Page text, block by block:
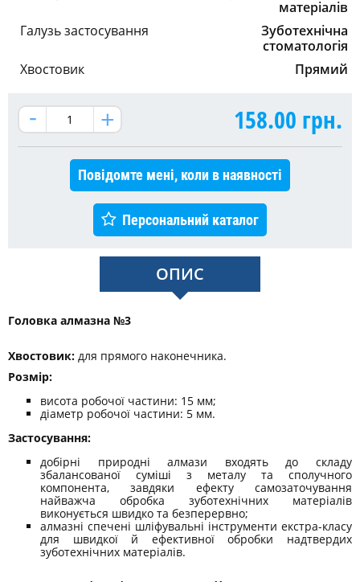
матеріалів
Галузь застосування
Зуботехнічна
стоматологія
Хвостовик
Прямий
158.00 грн.
Повідомте мені, коли в наявності
Персональний каталог
ОПИС
Головка алмазна №3
Хвостовик: для прямого наконечника.
Розмір:
висота робочої частини: 15 мм;
діаметр робочої частини: 5 мм.
Застосування:
добірні природні алмази входять до складу
збалансованої суміші з металу та сполучного
компонента, завдяки ефекту самозаточування
найважча обробка зуботехнічних матеріалів
виконується швидко та безперервно;
алмазні спечені шліфувальні інструменти екстра-класу
для швидкої й ефективної обробки надтвердих
зуботехнічних матеріалів.